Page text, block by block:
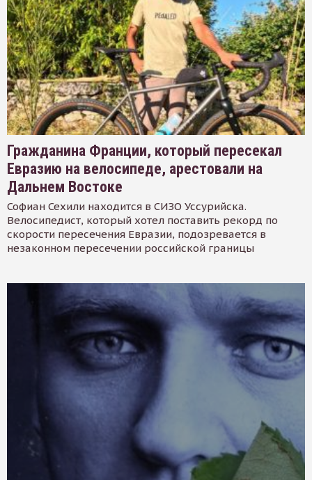
Гражданина Франции, который пересекал
Евразию на велосипеде, арестовали на
Дальнем Востоке
Софиан Сехили находится в СИЗО Уссурийска.
Велосипедист, который хотел поставить рекорд по
скорости пересечения Евразии, подозревается в
незаконном пересечении российской границы